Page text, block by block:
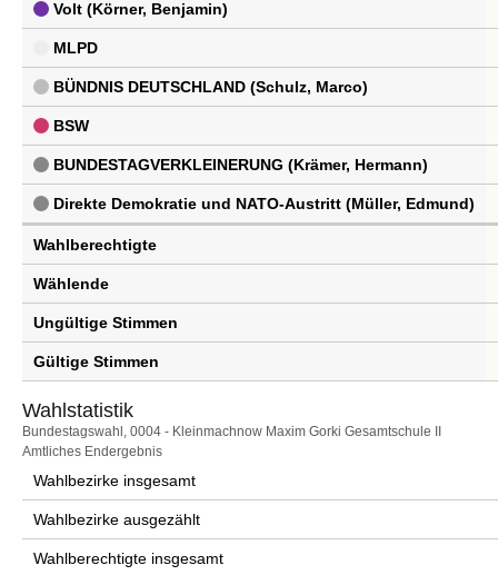
Volt (Körner, Benjamin)
MLPD
BÜNDNIS DEUTSCHLAND (Schulz, Marco)
BSW
BUNDESTAGVERKLEINERUNG (Krämer, Hermann)
Direkte Demokratie und NATO-Austritt (Müller, Edmund)
Wahlberechtigte
Wählende
Ungültige Stimmen
Gültige Stimmen
Wahlstatistik
Wahlstatistik
Bundestagswahl, 0004 - Kleinmachnow Maxim Gorki Gesamtschule II
Amtliches Endergebnis
Wahlbezirke insgesamt
Wahlbezirke ausgezählt
Wahlberechtigte insgesamt